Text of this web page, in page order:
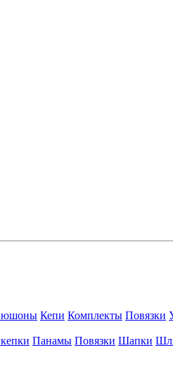
Кепи Комплекты Повязки
Панамы Повязки Шапки